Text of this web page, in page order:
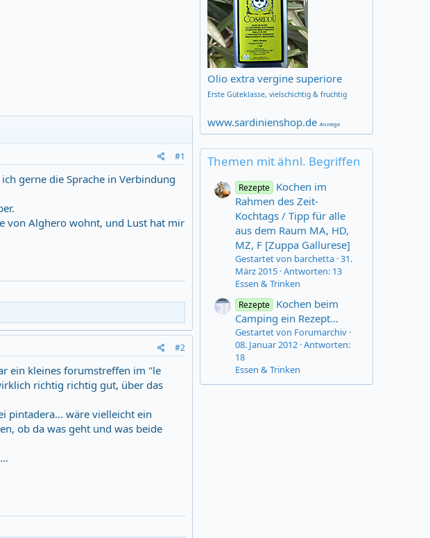
#1
gerne die Sprache in Verbindung
von Alghero wohnt, und Lust hat mir
#2
ein kleines forumstreffen im "le
richtig richtig gut, über das
pintadera... wäre vielleicht ein
ob da was geht und was beide
Olio extra vergine superiore
Erste Güteklasse, vielschichtig & fruchtig
www.sardinienshop.de Anzeige
Themen mit ähnl. Begriffen
Rezepte Kochen im
Rahmen des Zeit-
Kochtags / Tipp für alle
aus dem Raum MA, HD,
MZ, F [Zuppa Gallurese]
Gestartet von barchetta 31.
März 2015 Antworten: 13
Essen & Trinken
Rezepte Kochen beim
Camping ein Rezept...
Gestartet von Forumarchiv
08. Januar 2012 Antworten:
18
Essen & Trinken